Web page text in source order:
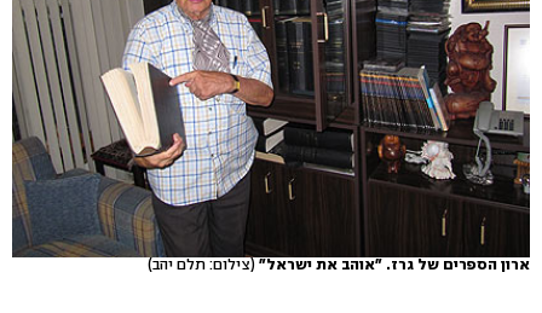
ארון הספרים של גרז. "אוהב את ישראל"(צילום: תלם יהב)